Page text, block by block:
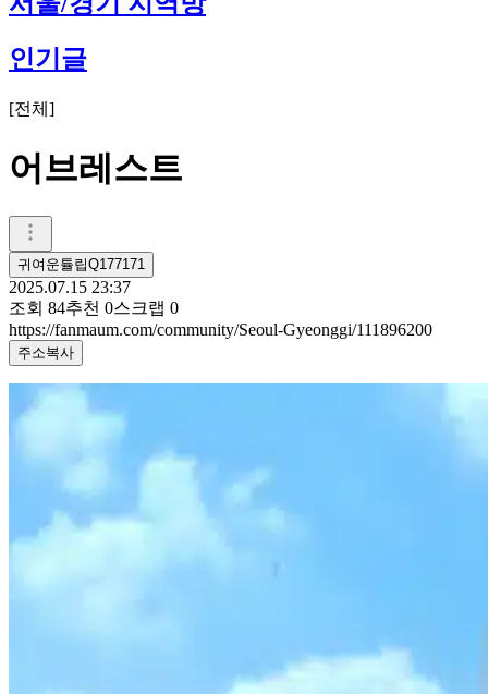
인기글
[전체 ]
어브레스트
귀여운튤립Q177171
2025.07.15 23:37
조회 84추천 0스크랩 0
https://fanmaum.com/community/Seoul-Gyeonggi/111896200
주소복사